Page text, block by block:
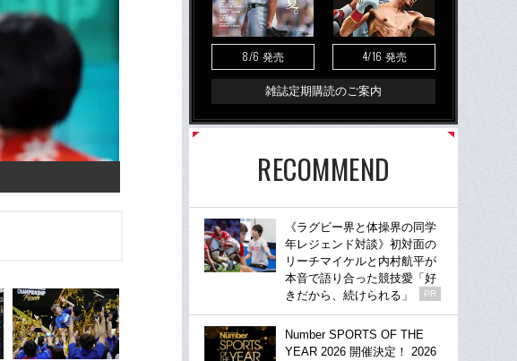
8/6 発売 4/16 発売
雑誌定期購読のご案内
RECOMMEND
《ラグビー界と体操界の同学
年レジェンド対談》初対面の
リーチマイケルと内村航平が
本音で語り合った競技愛「好
きだから、続けられる」
PR
Number SPORTS OF THE
YEAR 2026 開催決定！ 2026